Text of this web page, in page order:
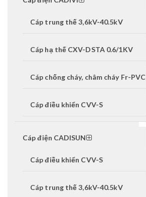
Cáp trung thế 3,6kV-40.5kV
Cáp hạ thế CXV-DSTA 0.6/1KV
Cáp chống cháy, châm cháy Fr-PVC
Cáp điều khiển CVV-S
Cáp điện CADISUN
Cáp điều khiển CVV-S
Cáp trung thế 3,6kV-40.5kV